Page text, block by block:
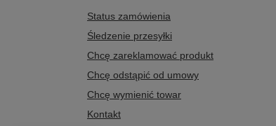
Status zamówienia
Śledzenie przesyłki
Chcę zareklamować produkt
Chcę odstąpić od umowy
Chcę wymienić towar
Kontakt